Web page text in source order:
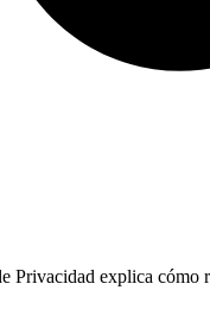
Privacidad explica